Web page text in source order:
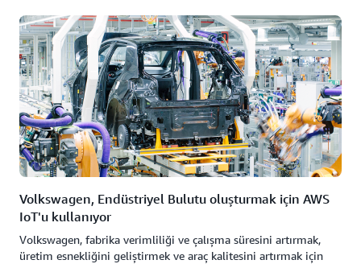
Volkswagen, Endüstriyel Bulutu oluşturmak için AWS
IoT'u kullanıyor
Volkswagen, fabrika verimliliği ve çalışma süresini artırmak,
üretim esnekliğini geliştirmek ve araç kalitesini artırmak için